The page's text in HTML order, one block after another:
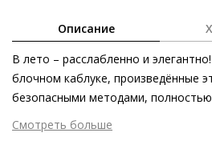
Описание
В лето – расслабленно и
блочном каблуке, произведённые
безопасными методами,
данному требованию. Мерцающие
ягнёнка великолепно дополнят
Смотреть больше